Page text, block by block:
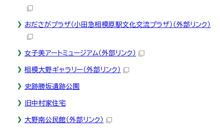
おださがプラザ（小田急相模原駅文化交流プラザ） （外部リンク）
女子美アートミュージアム（外部リンク）
相模大野ギャラリー（外部リンク）
史跡勝坂遺跡公園
旧中村家住宅
大野南公民館 （外部リンク）